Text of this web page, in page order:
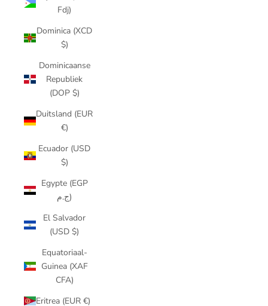
Fdj)
Dominica (XCD
$)
Dominicaanse
Republiek
(DOP $)
Duitsland (EUR
€)
Ecuador (USD
$)
Egypte (EGP
ج.م)
El Salvador
(USD $)
Equatoriaal-
Guinea (XAF
CFA)
Eritrea (EUR €)